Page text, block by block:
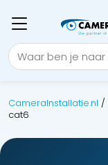
CameraInstallatie.nl /
cat6